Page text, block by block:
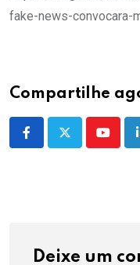
fake-news-
Compartilhe
Deixe um